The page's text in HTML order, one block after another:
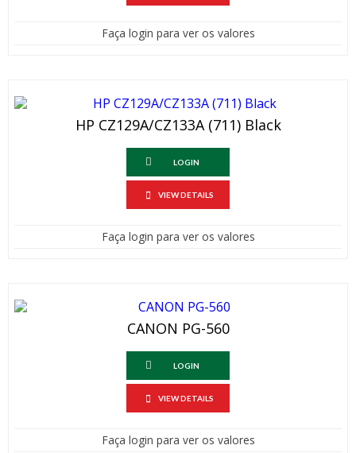
Faça login para ver os valores
HP CZ129A/CZ133A (711) Black
LOGIN
VIEW DETAILS
Faça login para ver os valores
CANON PG-560
LOGIN
VIEW DETAILS
Faça login para ver os valores